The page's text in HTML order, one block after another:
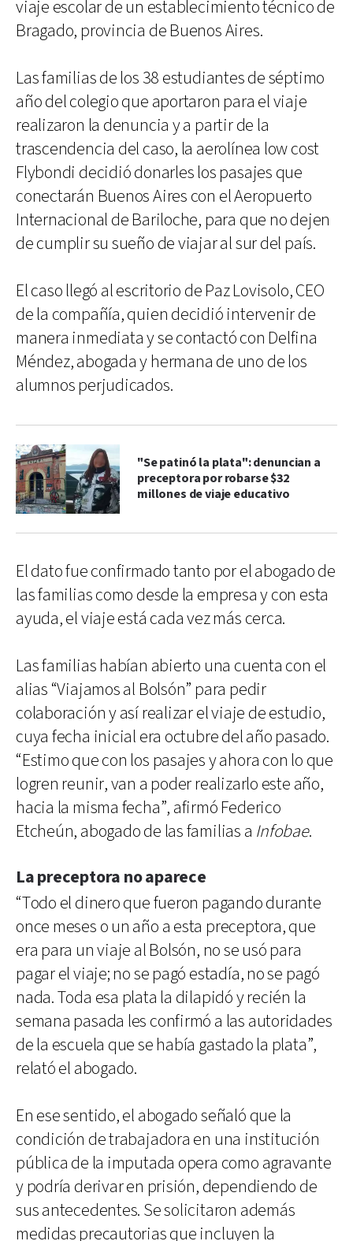
viaje escolar de un establecimiento técnico de
Bragado, provincia de Buenos Aires.
Las familias de los 38 estudiantes de séptimo
año del colegio que aportaron para el viaje
realizaron la denuncia y a partir de la
trascendencia del caso, la aerolínea low cost
Flybondi decidió donarles los pasajes que
conectarán Buenos Aires con el Aeropuerto
Internacional de Bariloche, para que no dejen
de cumplir su sueño de viajar al sur del país.
El caso llegó al escritorio de Paz Lovisolo, CEO
de la compañía, quien decidió intervenir de
manera inmediata y se contactó con Delfina
Méndez, abogada y hermana de uno de los
alumnos perjudicados.
"Se patinó la plata": denuncian a
preceptora por robarse $32
millones de viaje educativo
El dato fue confirmado tanto por el abogado de
las familias como desde la empresa y con esta
ayuda, el viaje está cada vez más cerca.
Las familias habían abierto una cuenta con el
alias “Viajamos al Bolsón” para pedir
colaboración y así realizar el viaje de estudio,
cuya fecha inicial era octubre del año pasado.
“Estimo que con los pasajes y ahora con lo que
logren reunir, van a poder realizarlo este año,
hacia la misma fecha”, afirmó Federico
Etcheún, abogado de las familias a Infobae.
La preceptora no aparece
“Todo el dinero que fueron pagando durante
once meses o un año a esta preceptora, que
era para un viaje al Bolsón, no se usó para
pagar el viaje; no se pagó estadía, no se pagó
nada. Toda esa plata la dilapidó y recién la
semana pasada les confirmó a las autoridades
de la escuela que se había gastado la plata”,
relató el abogado.
En ese sentido, el abogado señaló que la
condición de trabajadora en una institución
pública de la imputada opera como agravante
y podría derivar en prisión, dependiendo de
sus antecedentes. Se solicitaron además
medidas precautorias que incluyen la